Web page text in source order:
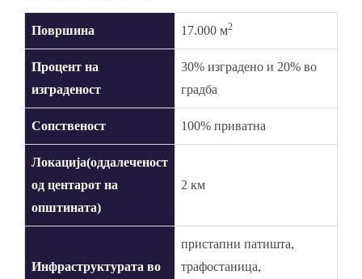
Површина 17.000 м2
Процент на
изграденост
30% изградено и 20% во
градба
Сопственост 100% приватна
Локација(оддалеченост
од центарот на
општината)
2 км
Инфраструктурата во
пристапни патишта,
трафостаница,